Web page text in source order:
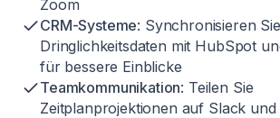
Zoom
CRM-Systeme: Synchronisieren Sie
Dringlichkeitsdaten mit HubSpot
für bessere Einblicke
Teamkommunikation: Teilen Sie
Zeitplanprojektionen auf Slack